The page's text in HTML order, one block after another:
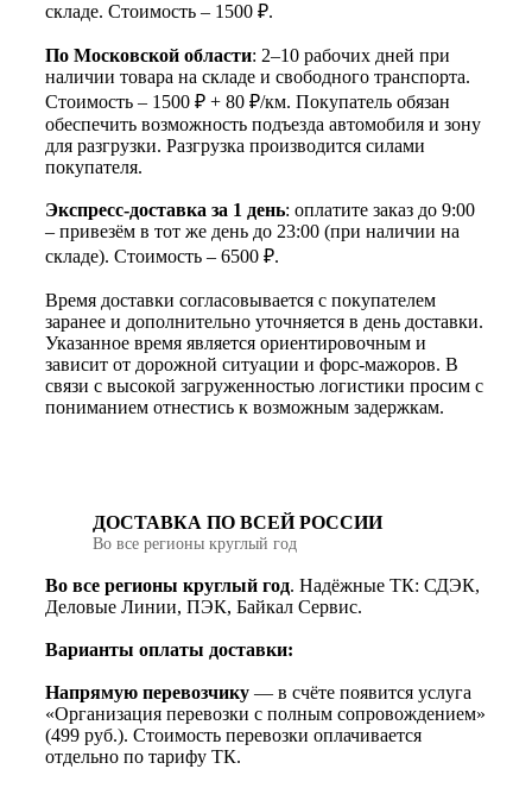
складе. Стоимость – 1500 ₽.
По Московской области: 2–10 рабочих дней при
наличии товара на складе и свободного транспорта.
Стоимость – 1500 ₽ + 80 ₽/км. Покупатель обязан
обеспечить возможность подъезда автомобиля и зону
для разгрузки. Разгрузка производится силами
покупателя.
Экспресс-доставка за 1 день: оплатите заказ до 9:00
– привезём в тот же день до 23:00 (при наличии на
складе). Стоимость – 6500 ₽.
Время доставки согласовывается с покупателем
заранее и дополнительно уточняется в день доставки.
Указанное время является ориентировочным и
зависит от дорожной ситуации и форс-мажоров. В
связи с высокой загруженностью логистики просим с
пониманием отнестись к возможным задержкам.
ДОСТАВКА ПО ВСЕЙ РОССИИ
Во все регионы круглый год
Во все регионы круглый год. Надёжные ТК: СДЭК,
Деловые Линии, ПЭК, Байкал Сервис.
Варианты оплаты доставки:
Напрямую перевозчику — в счёте появится услуга
«Организация перевозки с полным сопровождением»
(499 руб.). Стоимость перевозки оплачивается
отдельно по тарифу ТК.